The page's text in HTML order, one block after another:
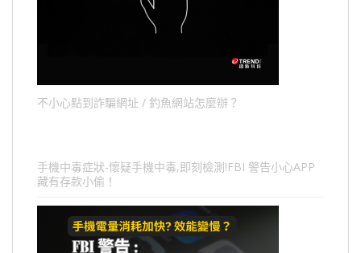
不小心點到詐騙網址 / 釣魚網站怎麼辦？
手機中毒症狀-懷疑手機中毒,即刻檢測!FBI 警告小心APP
藏有存款小偷！